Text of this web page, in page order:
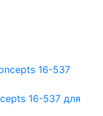
16-537 для